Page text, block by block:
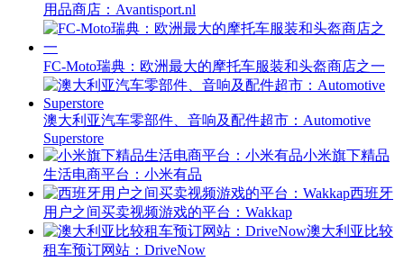
用品商店：Avantisport.nl
FC-Moto瑞典：欧洲最大的摩托车服装和头盔商店之一
澳大利亚汽车零部件、音响及配件超市：Automotive
Superstore
小米旗下精品
生活电商平台：小米有品
西班牙
用户之间买卖视频游戏的平台：Wakkap
澳大利亚比较
租车预订网站：DriveNow